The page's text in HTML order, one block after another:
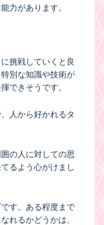
力があります。
挑戦していくと良
別な知識や技術が
できそうです。
人から好かれるタ
の人に対しての思
るよう心がけまし
す。ある程度まで
れるかどうかは、